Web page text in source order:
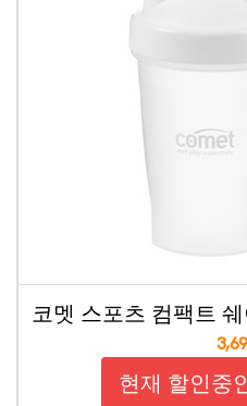
코멧 스포츠 컴팩트
현재 할인중